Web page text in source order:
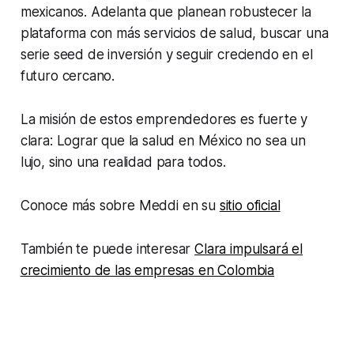
mexicanos. Adelanta que planean robustecer la
plataforma con más servicios de salud, buscar una
serie seed de inversión y seguir creciendo en el
futuro cercano.
La misión de estos emprendedores es fuerte y
clara: Lograr que la salud en México no sea un
lujo, sino una realidad para todos.
Conoce más sobre Meddi en su sitio oficial
También te puede interesarClara impulsará el
crecimiento de las empresas en Colombia